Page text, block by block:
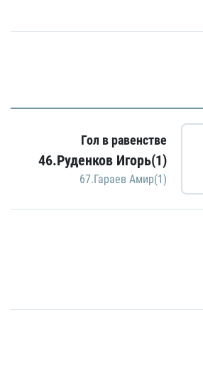
Гол в равенстве
46.Руденков Игорь(1)
67.Гараев Амир(1)